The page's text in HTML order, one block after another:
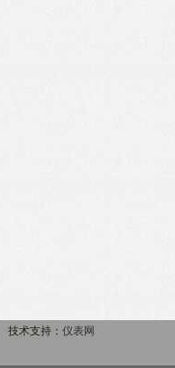
技术支持： 仪表网